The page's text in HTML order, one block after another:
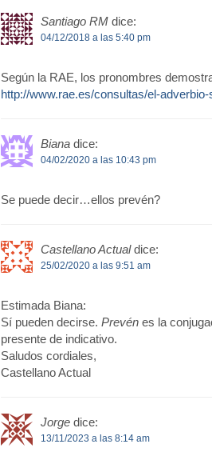
Santiago RM dice:
04/12/2018 a las 5:40 pm
Según la RAE, los pronombres
http://www.rae.es/consultas/el-
Biana dice:
04/02/2020 a las 10:43 pm
Se puede decir…ellos prevén?
Castellano Actual dice:
25/02/2020 a las 9:51 am
Estimada Biana:
Sí pueden decirse. Prevénes la
presente de indicativo.
Saludos cordiales,
Castellano Actual
Jorge dice:
13/11/2023 a las 8:14 am